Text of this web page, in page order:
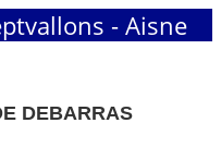
- Aisne
DEBARRAS